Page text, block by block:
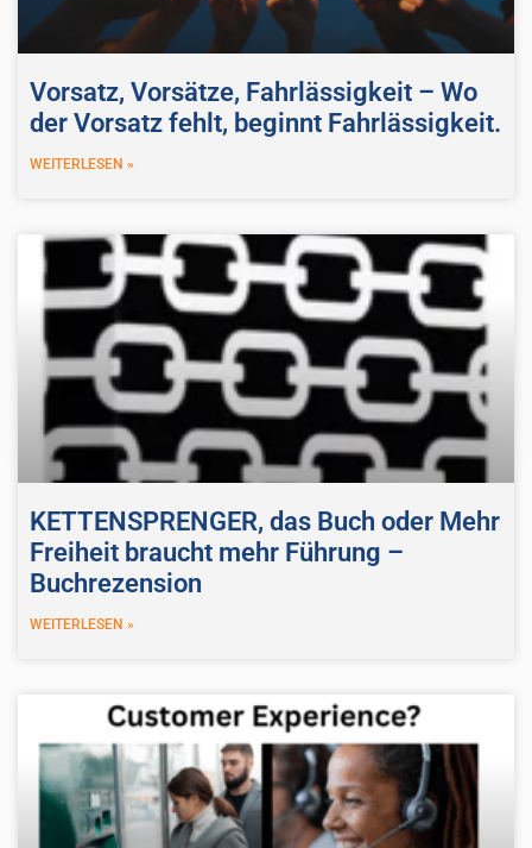
Vorsatz, Vorsätze, Fahrlässigkeit – Wo
der Vorsatz fehlt, beginnt Fahrlässigkeit.
WEITERLESEN »
KETTENSPRENGER, das Buch oder Mehr
Freiheit braucht mehr Führung –
Buchrezension
WEITERLESEN »